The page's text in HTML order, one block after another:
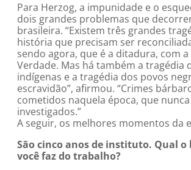
Para Herzog, a impunidade e o
dois grandes problemas que
brasileira. “Existem três grandes
história que precisam ser
sendo agora, que é a ditadura, com a
Verdade. Mas há também a tragédia
indígenas e a tragédia dos povos
escravidão”, afirmou. “Crimes
cometidos naquela época, que
investigados.”
A seguir, os melhores momentos da
São cinco anos de instituto. Qual o
você faz do trabalho?